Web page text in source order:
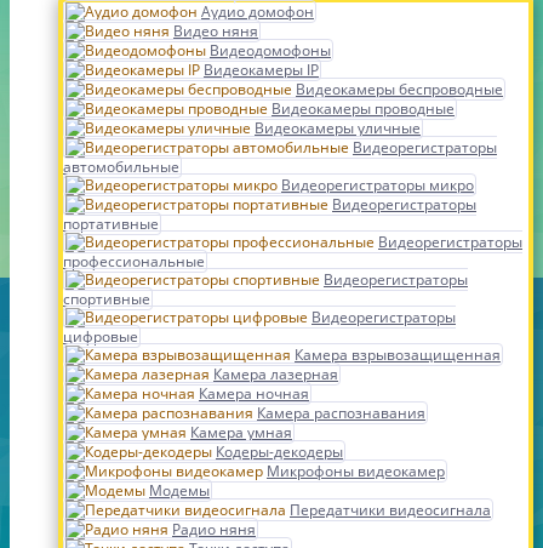
Аудио домофон
Видео няня
Видеодомофоны
Видеокамеры IP
Видеокамеры беспроводные
Видеокамеры проводные
Видеокамеры уличные
Видеорегистраторы
автомобильные
Видеорегистраторы микро
Видеорегистраторы
портативные
Видеорегистраторы
профессиональные
Видеорегистраторы
спортивные
Видеорегистраторы
цифровые
Камера взрывозащищенная
Камера лазерная
Камера ночная
Камера распознавания
Камера умная
Кодеры-декодеры
Микрофоны видеокамер
Модемы
Передатчики видеосигнала
Радио няня